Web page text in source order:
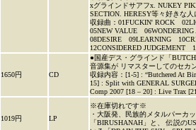
xグラインドサアフx. NUKEY
SECTION. HERESY等々好きな人
収録曲：01FUCKIN' ROCK
05NEW VALUE
08DESIRE 09LEARNING
12CONSIDERED
1650円 CD
●国産デス・グラインド「
音源集が リマスターしてのセカ
収録内容：[1-5] : “Butchered At
15] : Split with GENERAL
Comp 2007 [18 – 20] : Live Trax
1019円 LP
※在庫切れです※
・大阪発、民族的メタルパーカ
「BIRUSHANAH」と、 伝説の